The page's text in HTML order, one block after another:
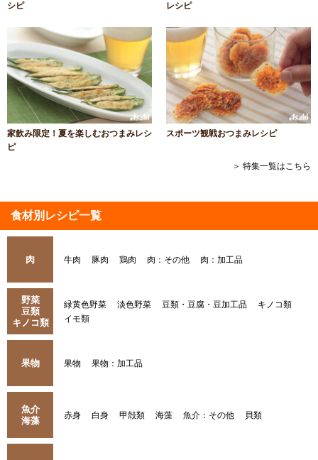
シピ
レシピ
家飲み限定！夏を楽しむおつまみレシ
ピ
スポーツ観戦おつまみレシピ
＞ 特集一覧はこちら
食材別レシピ一覧
肉 牛肉 豚肉 鶏肉 肉：その他 肉：加工品
野菜
豆類
キノコ類
緑黄色野菜 淡色野菜 豆類・豆腐・豆加工品
キノコ類
イモ類
果物 果物 果物：加工品
魚介
海藻
赤身 白身 甲殻類 海藻 魚介：その他 貝類